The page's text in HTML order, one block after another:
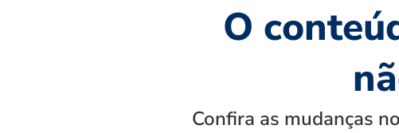
O
Confira as mudanças